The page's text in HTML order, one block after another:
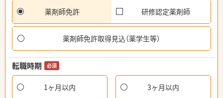
薬剤師免許 研修認定薬剤師
薬剤師免許取得見込（薬学生等）
転職時期 必須
1ヶ月以内 3ヶ月以内